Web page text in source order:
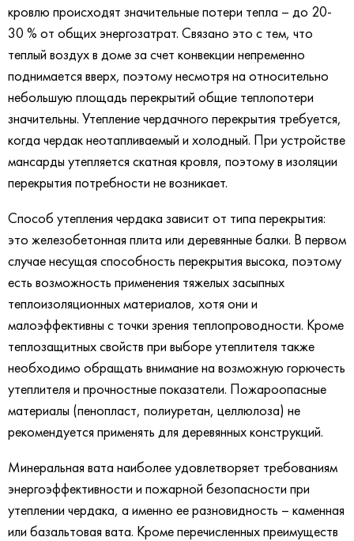
кровлю происходят значительные потери тепла – до 20-
30 % от общих энергозатрат. Связано это с тем, что
теплый воздух в доме за счет конвекции непременно
поднимается вверх, поэтому несмотря на относительно
небольшую площадь перекрытий общие теплопотери
значительны. Утепление чердачного перекрытия требуется,
когда чердак неотапливаемый и холодный. При устройстве
мансарды утепляется скатная кровля, поэтому в изоляции
перекрытия потребности не возникает.
Способ утепления чердака зависит от типа перекрытия:
это железобетонная плита или деревянные балки. В первом
случае несущая способность перекрытия высока, поэтому
есть возможность применения тяжелых засыпных
теплоизоляционных материалов, хотя они и
малоэффективны с точки зрения теплопроводности. Кроме
теплозащитных свойств при выборе утеплителя также
необходимо обращать внимание на возможную горючесть
утеплителя и прочностные показатели. Пожароопасные
материалы (пенопласт, полиуретан, целлюлоза) не
рекомендуется применять для деревянных конструкций.
Минеральная вата наиболее удовлетворяет требованиям
энергоэффективности и пожарной безопасности при
утеплении чердака, а именно ее разновидность – каменная
или базальтовая вата. Кроме перечисленных преимуществ